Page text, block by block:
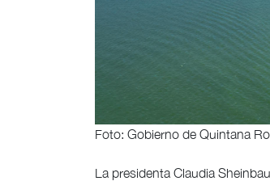
Foto: Gobierno de Quintana
La presidenta Claudia